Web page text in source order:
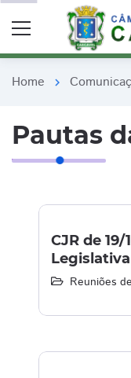
Home chevron_right
Pautas
CJR de 19/
Reuniões